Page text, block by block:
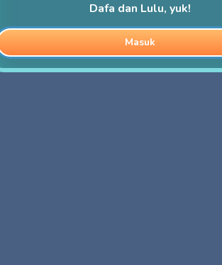
Dafa dan Lulu, yuk!
Masuk